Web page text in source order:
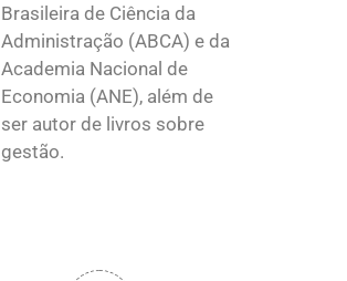
Brasileira de Ciência da
Administração (ABCA) e da
Academia Nacional de
Economia (ANE), além de
ser autor de livros sobre
gestão.